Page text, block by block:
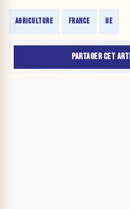
AGRICULTURE FRANCE UE
PARTAGER CET